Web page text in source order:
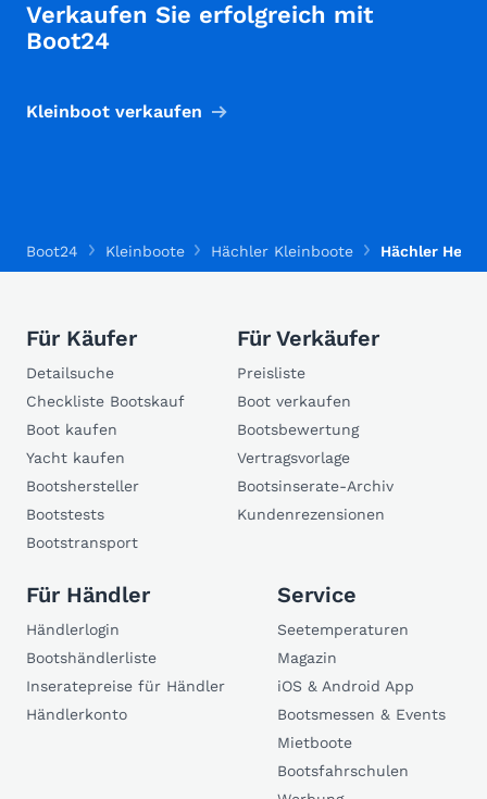
Verkaufen Sie erfolgreich mit
Boot24
Kleinboot verkaufen
Boot24 Kleinboote Hächler Kleinboote Hächler
Für Käufer
Detailsuche
Checkliste Bootskauf
Boot kaufen
Yacht kaufen
Bootshersteller
Bootstests
Bootstransport
Für Verkäufer
Preisliste
Boot verkaufen
Bootsbewertung
Vertragsvorlage
Bootsinserate-Archiv
Kundenrezensionen
Für Händler
Händlerlogin
Bootshändlerliste
Inseratepreise für Händler
Händlerkonto
Service
Seetemperaturen
Magazin
iOS & Android App
Bootsmessen & Events
Mietboote
Bootsfahrschulen